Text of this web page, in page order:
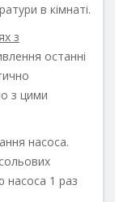
в кімнаті.
з
останні
з цими
насоса.
насоса 1 раз